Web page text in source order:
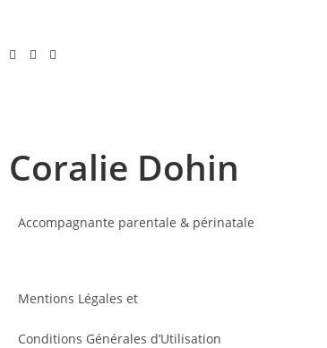
Coralie Dohin
Accompagnante parentale & périnatale
Mentions Légales et
Conditions Générales d’Utilisation